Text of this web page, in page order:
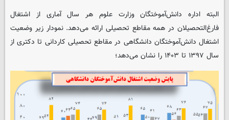
البته اداره دانش‌آموختگان وزارت علوم هر سال آماری از اشتغال
فارغ‌التحصیلان در همه مقاطع تحصیلی ارائه می‌دهد. نمودار زیر وضعیت
اشتغال دانش‌آموختگان دانشگاهی در مقاطع تحصیلی کاردانی تا دکتری از
سال ۱۳۹۷ تا ۱۴۰۳ را نشان می‌دهد؛